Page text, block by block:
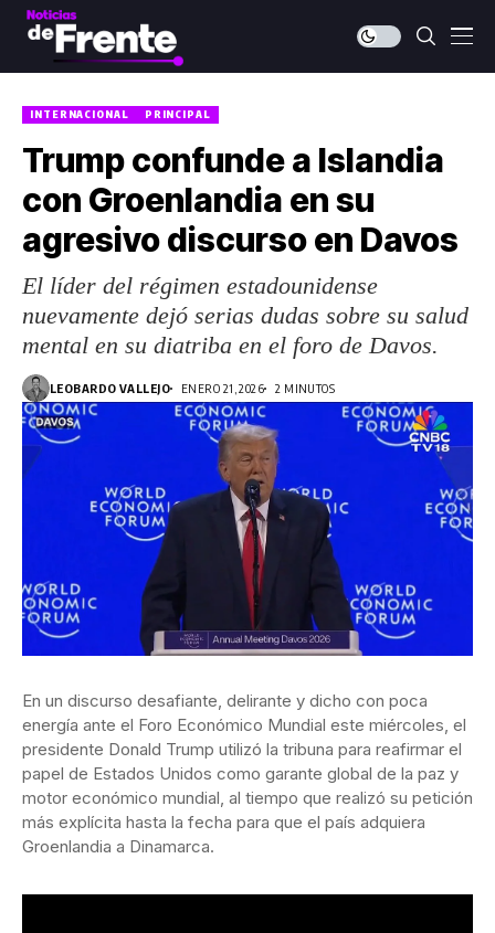
INTERNACIONAL PRINCIPAL
Trump confunde a Islandia
con Groenlandia en su
agresivo discurso en Davos
El líder del régimen estadounidense
nuevamente dejó serias dudas sobre su salud
mental en su diatriba en el foro de Davos.
LEOBARDO VALLEJO ENERO 21, 2026 2 MINUTOS
En un discurso desafiante, delirante y dicho con poca
energía ante el Foro Económico Mundial este miércoles, el
presidente Donald Trump utilizó la tribuna para reafirmar el
papel de Estados Unidos como garante global de la paz y
motor económico mundial, al tiempo que realizó su petición
más explícita hasta la fecha para que el país adquiera
Groenlandia a Dinamarca.